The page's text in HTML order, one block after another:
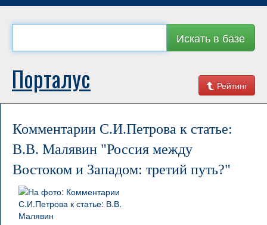
Искать в базе
Рейтинг
Порталус
Комментарии С.И.Петрова к статье:
В.В. Малявин "Россия между
Востоком и Западом: третий путь?"